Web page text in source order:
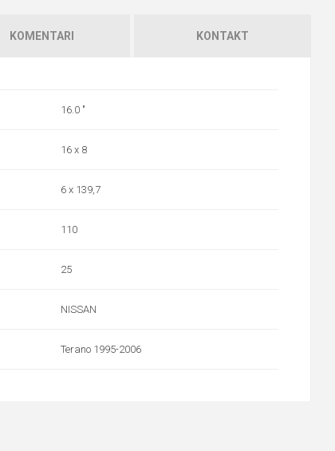
KOMENTARI KONTAKT
16.0 "
16 x 8
6 x 139,7
110
25
NISSAN
Terano 1995-2006